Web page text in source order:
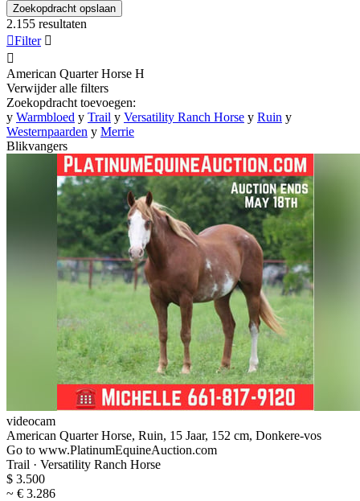
Zoekopdracht opslaan
2.155 resultaten
Filter 

American Quarter Horse H
Verwijder alle filters
Zoekopdracht toevoegen:
y Warmbloed y Trail y Versatility Ranch Horse y Ruin y
Westernpaarden y Merrie
Blikvangers
videocam
American Quarter Horse, Ruin, 15 Jaar, 152 cm, Donkere-vos
Go to www.PlatinumEquineAuction.com
Trail · Versatility Ranch Horse
$ 3.500
~ € 3.286